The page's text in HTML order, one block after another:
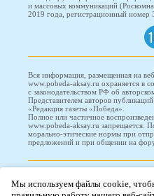
и массовых коммуникаций
2019 года, регистрационный
Вся информация, размещенная на
www.pobeda-aksay.ru охраняется в
с законодательством РФ об
Представителем авторов
«Редакция газеты «Победа».
Полное или частичное
www.pobeda-aksay.ru запрещается.
морально-этические нормы при
предложений и при общении на
Мы используем файлы cookie,